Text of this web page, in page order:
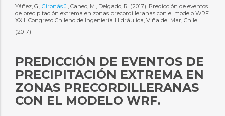
Yáñez, G., Gironás J., Caneo, M., Delgado, R. (2017). Predicción de eventos
de precipitación extrema en zonas precordilleranas con el modelo WRF.
XXIII Congreso Chileno de Ingeniería Hidráulica, Viña del Mar, Chile.
(2017)
PREDICCIÓN DE EVENTOS DE
PRECIPITACIÓN EXTREMA EN
ZONAS PRECORDILLERANAS
CON EL MODELO WRF.